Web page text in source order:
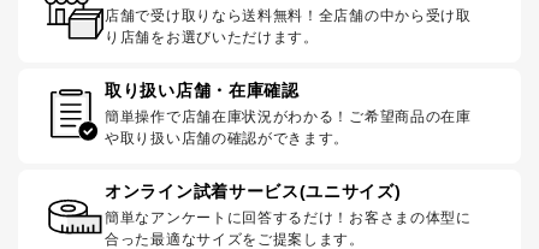
店舗で受け取りなら送料無料！全店舗の中から受け取
り店舗をお選びいただけます。
取り扱い店舗・在庫確認
簡単操作で店舗在庫状況がわかる！ご希望商品の在庫
や取り扱い店舗の確認ができます。
オンライン試着サービス(ユニサイズ)
簡単なアンケートに回答するだけ！お客さまの体型に
合った最適なサイズをご提案します。